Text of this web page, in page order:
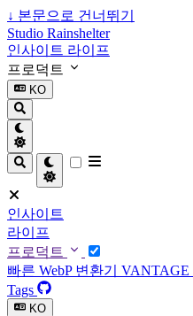
↓ 본문으로 건너뛰기
Studio Rainshelter
인사이트 라이프
프로덕트
KO
인사이트
라이프
프로덕트
빠른 WebP 변환기 VANTAGE
Tags
KO